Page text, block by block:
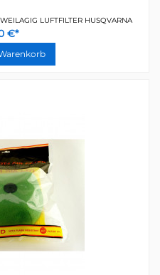
LUFTFILTER HUSQVARNA
€*